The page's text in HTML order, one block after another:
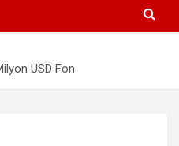
USD Fon